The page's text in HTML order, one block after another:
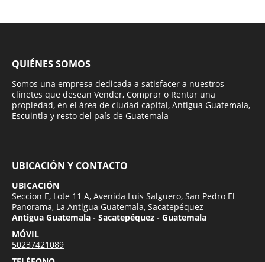
QUIÉNES SOMOS
Somos una empresa dedicada a satisfacer a nuestros
clinetes que desean Vender, Comprar o Rentar una
propiedad, en el área de ciudad capital, Antigua Guatemala,
Escuintla y resto del país de Guatemala
UBICACIÓN Y CONTACTO
UBICACIÓN
Seccion E, Lote 11 A, Avenida Luis Salguero, San Pedro El
Panorama, La Antigua Guatemala, Sacatepéquez
Antigua Guatemala - Sacatepéquez - Guatemala
MÓVIL
50237421089